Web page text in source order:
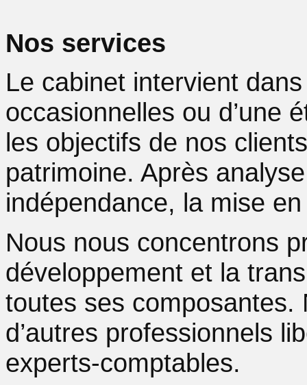
Nos services
Le cabinet intervient
occasionnelles ou d’une
les objectifs de nos
patrimoine. Après
indépendance, la mise
Nous nous concentrons
développement et la
toutes ses composantes.
d’autres professionnels
experts-comptables.